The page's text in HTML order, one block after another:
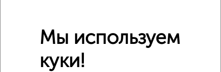
Мы используем
куки!